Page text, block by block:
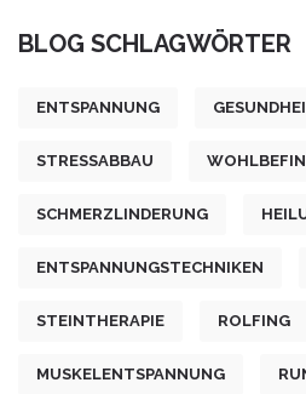
BLOG SCHLAGWÖRTER
ENTSPANNUNG
STRESSABBAU
SCHMERZLINDERUNG
ENTSPANNUNGSTECHNIKEN
STEINTHERAPIE ROLFING
MUSKELENTSPANNUNG